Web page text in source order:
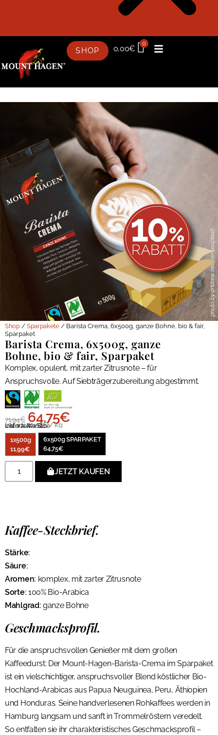
SHOP 0,00€
0
Shop/ Sparpakete/ Barista Crema, 6x500g, ganze Bohne, bio & fair,
Sparpaket
Barista Crema, 6x500g, ganze
Bohne, bio & fair, Sparpaket
Komplex, opulent, mit zarter Zitrusnote – für
Anspruchsvolle. Auf Siebträgerzubereitung abgestimmt.
71,94€ 64,75€
23,98€21,58€/kg
inkl. 7 % MwSt.
Lieferzeit:3 Tage
Art.:SPAR11074
1x500g
11,99€
6x500g SPARPAKET
64,75€
JETZT KAUFEN
Kaffee-Steckbrief.
Stärke:
Säure:
Aromen: komplex, mit zarter Zitrusnote
Sorte: 100% Bio-Arabica
Mahlgrad: ganze Bohne
Geschmacksprofil.
Für die anspruchsvollen Genießer mit dem großen
Kaffeedurst: Der Mount-Hagen-Barista-Crema im Sparpaket
ist ein vielschichtiger, anspruchsvoller Blend köstlicher Bio-
Hochland-Arabicas aus Papua Neuguinea, Peru, Äthiopien
und Honduras. Seine handverlesenen Rohkaffees werden in
Hamburg langsam und sanft in Trommelröstern veredelt.
So entfalten sie ihr charakteristisches Geschmacksprofil –